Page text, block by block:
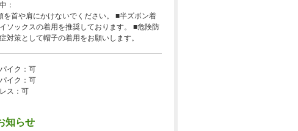
：
を首や肩にかけないでください。 ■半ズボン着
ソックスの着用を推奨しております。 ■危険防
対策として帽子の着用をお願いします。
イク：可
イク：可
ス：可
知らせ